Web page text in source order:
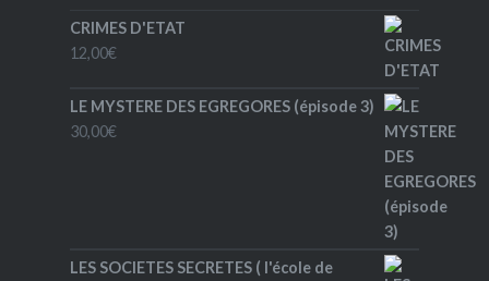
CRIMES D'ETAT
12,00€
LE MYSTERE DES EGREGORES (épisode 3)
30,00€
LES SOCIETES SECRETES ( l'école de